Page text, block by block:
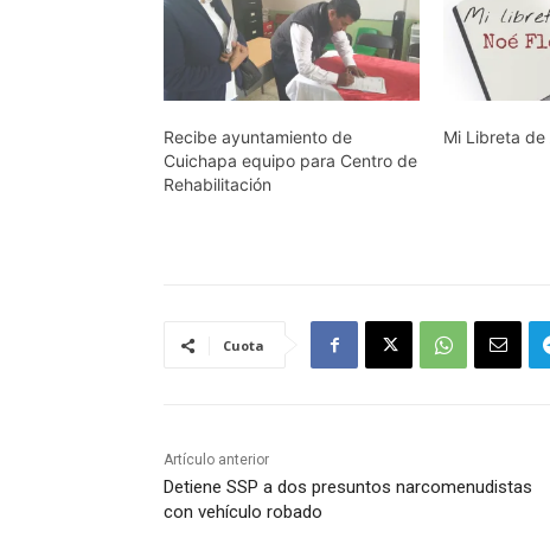
Recibe ayuntamiento de
Cuichapa equipo para Centro de
Rehabilitación
Mi Libreta de
Cuota
Artículo anterior
Detiene SSP a dos presuntos narcomenudistas
con vehículo robado